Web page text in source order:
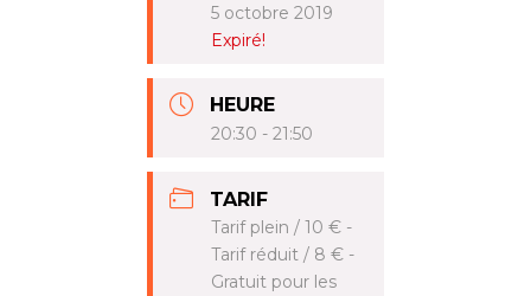
5 octobre 2019
Expiré!
HEURE
20:30 - 21:50
TARIF
Tarif plein / 10 € -
Tarif réduit / 8 € -
Gratuit pour les